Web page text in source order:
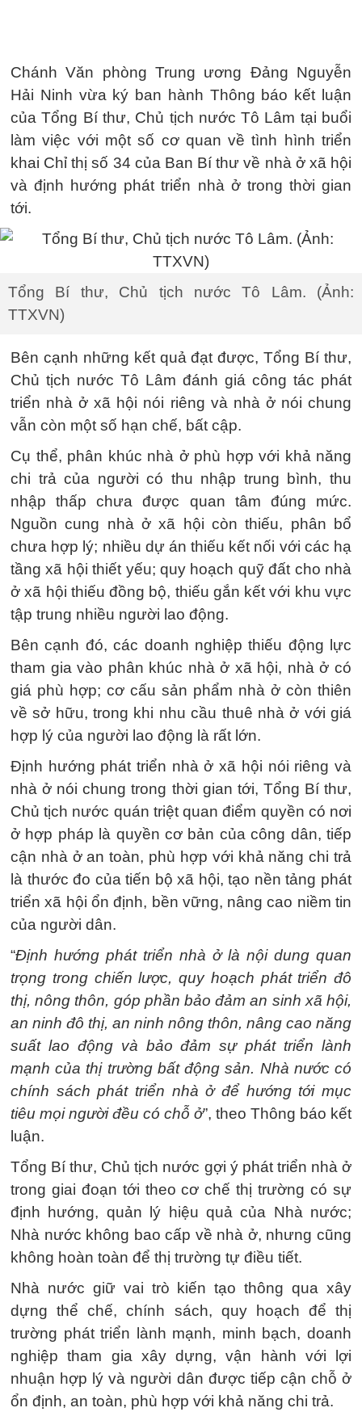
Chánh Văn phòng Trung ương Đảng Nguyễn
Hải Ninh vừa ký ban hành Thông báo kết luận
của Tổng Bí thư, Chủ tịch nước Tô Lâm tại buổi
làm việc với một số cơ quan về tình hình triển
khai Chỉ thị số 34 của Ban Bí thư về nhà ở xã hội
và định hướng phát triển nhà ở trong thời gian
tới.
Tổng Bí thư, Chủ tịch nước Tô Lâm. (Ảnh:
TTXVN)
Bên cạnh những kết quả đạt được, Tổng Bí thư,
Chủ tịch nước Tô Lâm đánh giá công tác phát
triển nhà ở xã hội nói riêng và nhà ở nói chung
vẫn còn một số hạn chế, bất cập.
Cụ thể, phân khúc nhà ở phù hợp với khả năng
chi trả của người có thu nhập trung bình, thu
nhập thấp chưa được quan tâm đúng mức.
Nguồn cung nhà ở xã hội còn thiếu, phân bổ
chưa hợp lý; nhiều dự án thiếu kết nối với các hạ
tầng xã hội thiết yếu; quy hoạch quỹ đất cho nhà
ở xã hội thiếu đồng bộ, thiếu gắn kết với khu vực
tập trung nhiều người lao động.
Bên cạnh đó, các doanh nghiệp thiếu động lực
tham gia vào phân khúc nhà ở xã hội, nhà ở có
giá phù hợp; cơ cấu sản phẩm nhà ở còn thiên
về sở hữu, trong khi nhu cầu thuê nhà ở với giá
hợp lý của người lao động là rất lớn.
Định hướng phát triển nhà ở xã hội nói riêng và
nhà ở nói chung trong thời gian tới, Tổng Bí thư,
Chủ tịch nước quán triệt quan điểm quyền có nơi
ở hợp pháp là quyền cơ bản của công dân, tiếp
cận nhà ở an toàn, phù hợp với khả năng chi trả
là thước đo của tiến bộ xã hội, tạo nền tảng phát
triển xã hội ổn định, bền vững, nâng cao niềm tin
của người dân.
“Định hướng phát triển nhà ở là nội dung quan
trọng trong chiến lược, quy hoạch phát triển đô
thị, nông thôn, góp phần bảo đảm an sinh xã hội,
an ninh đô thị, an ninh nông thôn, nâng cao năng
suất lao động và bảo đảm sự phát triển lành
mạnh của thị trường bất động sản. Nhà nước có
chính sách phát triển nhà ở để hướng tới mục
tiêu mọi người đều có chỗ ở”, theo Thông báo kết
luận.
Tổng Bí thư, Chủ tịch nước gợi ý phát triển nhà ở
trong giai đoạn tới theo cơ chế thị trường có sự
định hướng, quản lý hiệu quả của Nhà nước;
Nhà nước không bao cấp về nhà ở, nhưng cũng
không hoàn toàn để thị trường tự điều tiết.
Nhà nước giữ vai trò kiến tạo thông qua xây
dựng thể chế, chính sách, quy hoạch để thị
trường phát triển lành mạnh, minh bạch, doanh
nghiệp tham gia xây dựng, vận hành với lợi
nhuận hợp lý và người dân được tiếp cận chỗ ở
ổn định, an toàn, phù hợp với khả năng chi trả.